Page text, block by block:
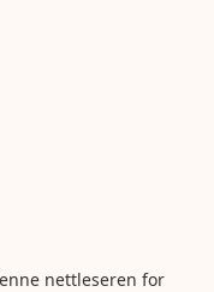
nettleseren for